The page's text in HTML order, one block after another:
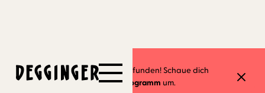
Dieses Event hat schon stattgefunden! Schaue dich
gerne in unseremaktuellen Programm um.
4.3.2024